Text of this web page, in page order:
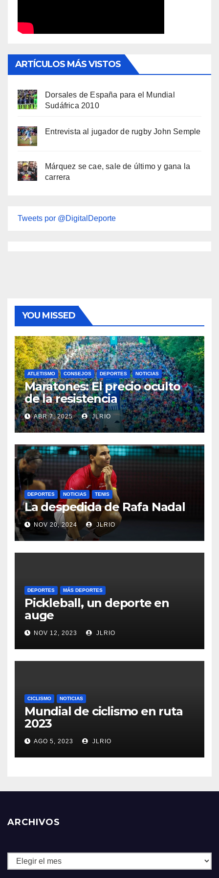
ARTÍCULOS MÁS VISTOS
Dorsales de España para el Mundial
Sudáfrica 2010
Entrevista al jugador de rugby John Semple
Márquez se cae, sale de último y gana la
carrera
Tweets por @DigitalDeporte
YOU MISSED
ATLETISMO CONSEJOS DEPORTES NOTICIAS
Maratones: El precio oculto
de la resistencia
ABR 7, 2025 JLRIO
DEPORTES NOTICIAS TENIS
La despedida de Rafa Nadal
NOV 20, 2024 JLRIO
DEPORTES MÁS DEPORTES
Pickleball, un deporte en
auge
NOV 12, 2023 JLRIO
CICLISMO NOTICIAS
Mundial de ciclismo en ruta
2023
AGO 5, 2023 JLRIO
ARCHIVOS
Archivos